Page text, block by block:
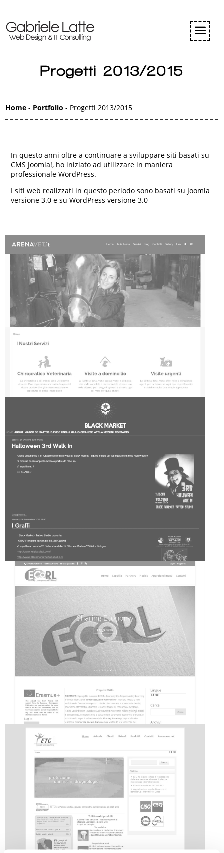
Progetti 2013/2015
Home - Portfolio - Progetti 2013/2015
In questo anni oltre a continuare a sviluppare siti basati su
CMS Joomla!, ho iniziato ad utilizzare in maniera
professionale WordPress.
I siti web realizzati in questo periodo sono basati su Joomla
versione 3.0 e su WordPress versione 3.0